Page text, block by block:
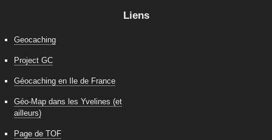
Liens
Geocaching
Project GC
Géocaching en Ile de France
Géo-Map dans les Yvelines (et
ailleurs)
Page de TOF